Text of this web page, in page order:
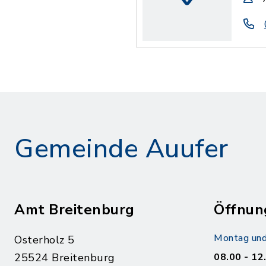
Gemeinde Auufer
Amt Breitenburg
Osterholz 5
25524 Breitenburg
Montag
08.00 -